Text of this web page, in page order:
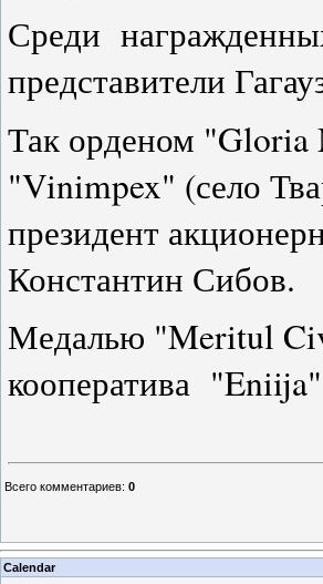
Среди
представители
Так орденом "Gloria
"Vinimpex" (село
президент
Константин Сибов.
Медалью "Meritul
кооператива
Всего комментариев: 0
Calendar